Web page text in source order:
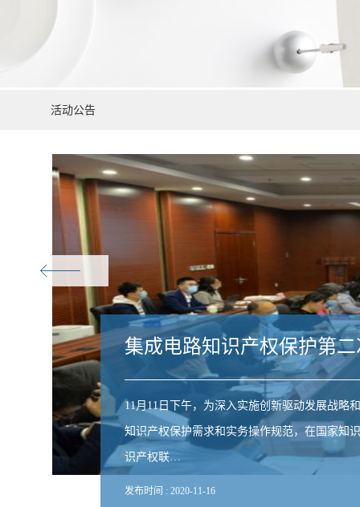
活动公告
集成电路知识产权保护第
11月11日下午，为深入实施创新驱动发展战略
知识产权保护需求和实务操作规范，在国家知
识产权联…
发布时间 : 2020-11-16